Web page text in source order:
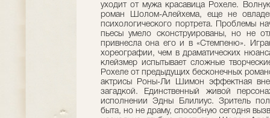
уходит от мужа красавица Рохеле.
роман Шолом-Алейхема, еще не
психологического портрета. Проблемы
пьесы умело сконструированы, но не
привнесла она его и в «Стемпеню».
хореографии, чем в драматических
клейзмер испытывает сложные
Рохеле от предыдущих бесконечных
актрисы Роны-Ли Шимон эффектная
загадкой. Единственный живой
исполнении Эдны Блилиус. Зритель
быта, но не драму, способную сегодня